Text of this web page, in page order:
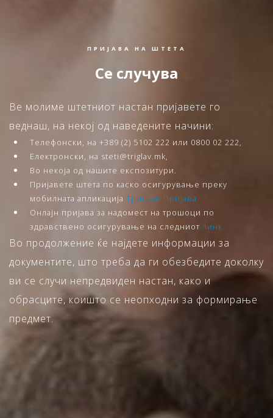
ПРИЈАВА НА ШТЕТА
Се случува
Ве молиме штетниот настан пријавете го
веднаш, на некој од наведените начини:
Телефонски, на +389 (2) 5102 222 или 0800 02 222,
Електронски, на steti@triglav.mk,
Во некоја од нашите експозитури.
Пријавете штета по каско осигурување преку
мобилната апликација Триглав Пријава
Онлајн пријава за надомест на трошоци по
здравствено осигурување на следниот линк
Во продолжение ќе најдете информации за
документите, што треба да ги обезбедите доколку
ви се случи непредвиден настан, како и
обрасците, коишто се неопходни за формирање
предмет.